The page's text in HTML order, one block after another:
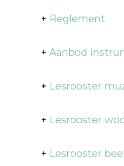
Reglement
Aanbod
Lesrooster
Lesrooster
Lesrooster